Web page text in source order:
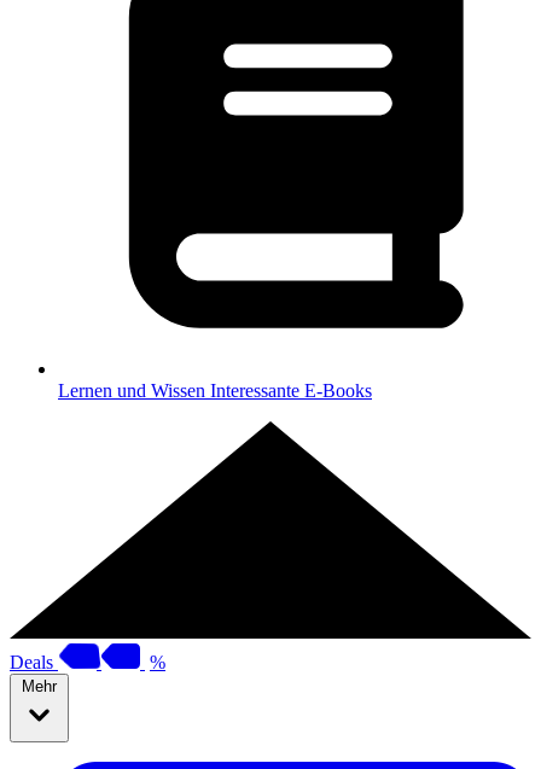
Lernen und Wissen Interessante E-Books
Deals %
Mehr